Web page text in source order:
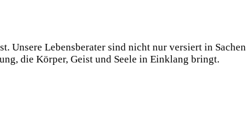
Unsere Lebensberater sind nicht nur versiert in Sachen
die Körper, Geist und Seele in Einklang bringt.